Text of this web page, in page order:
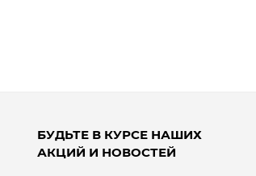
БУДЬТЕ В КУРСЕ НАШИХ
АКЦИЙ И НОВОСТЕЙ